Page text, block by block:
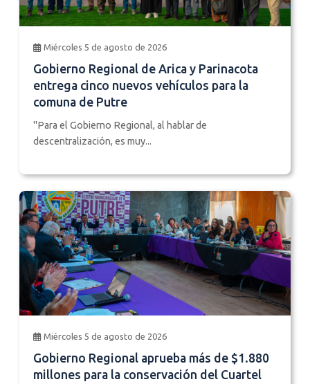
Miércoles 5 de agosto de 2026
Gobierno Regional de Arica y Parinacota
entrega cinco nuevos vehículos para la
comuna de Putre
"Para el Gobierno Regional, al hablar de
descentralización, es muy...
Miércoles 5 de agosto de 2026
Gobierno Regional aprueba más de $1.880
millones para la conservación del Cuartel